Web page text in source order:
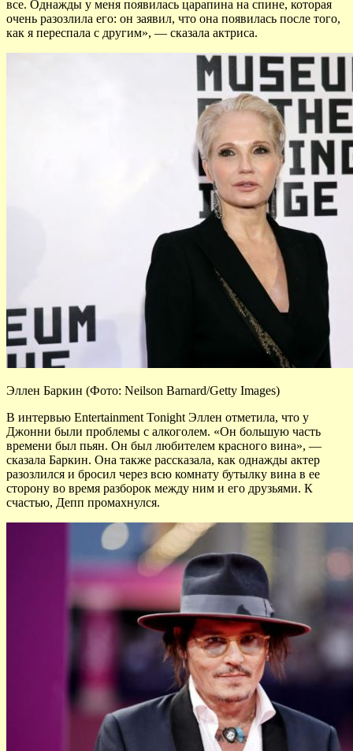
все. Однажды у меня появилась царапина на спине, которая
очень разозлила его: он заявил, что она появилась после того,
как я переспала с другим», — сказала актриса.
Эллен Баркин (Фото: Neilson Barnard/Getty Images)
В интервью Entertainment Tonight Эллен отметила, что у
Джонни были проблемы с алкоголем. «Он большую часть
времени был пьян. Он был любителем красного вина», —
сказала Баркин. Она также рассказала, как однажды актер
разозлился и бросил через всю комнату бутылку вина в ее
сторону во время разборок между ним и его друзьями. К
счастью, Депп промахнулся.